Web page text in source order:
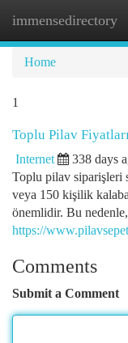
immensedirectory
Home
1
Toplu Pilav
Internet 338 days
Toplu pilav siparişleri
veya 150 kişilik
önemlidir. Bu nedenle,
https://
Comments
Submit a Comment